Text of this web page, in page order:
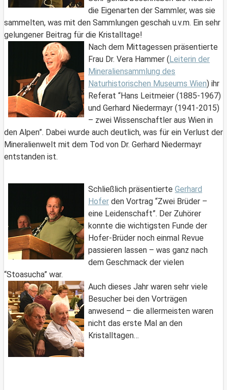
die Eigenarten der Sammler, was sie
sammelten, was mit den Sammlungen geschah u.v.m. Ein sehr
gelungener Beitrag für die Kristalltage!
Nach dem Mittagessen präsentierte
Frau Dr. Vera Hammer (Leiterin der
Mineraliensammlung des
Naturhistorischen Museums Wien) ihr
Referat “Hans Leitmeier (1885-1967)
und Gerhard Niedermayr (1941-2015)
– zwei Wissenschaftler aus Wien in
den Alpen”. Dabei wurde auch deutlich, was für ein Verlust der
Mineralienwelt mit dem Tod von Dr. Gerhard Niedermayr
entstanden ist.
Schließlich präsentierte Gerhard
Hofer den Vortrag “Zwei Brüder –
eine Leidenschaft”. Der Zuhörer
konnte die wichtigsten Funde der
Hofer-Brüder noch einmal Revue
passieren lassen – was ganz nach
dem Geschmack der vielen
“Stoasucha” war.
Auch dieses Jahr waren sehr viele
Besucher bei den Vorträgen
anwesend – die allermeisten waren
nicht das erste Mal an den
Kristalltagen…